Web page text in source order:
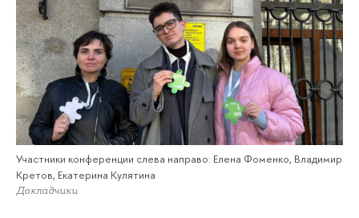
Участники конференции слева направо: Елена Фоменко, Владимир
Кретов, Екатерина Кулятина
Докладчики